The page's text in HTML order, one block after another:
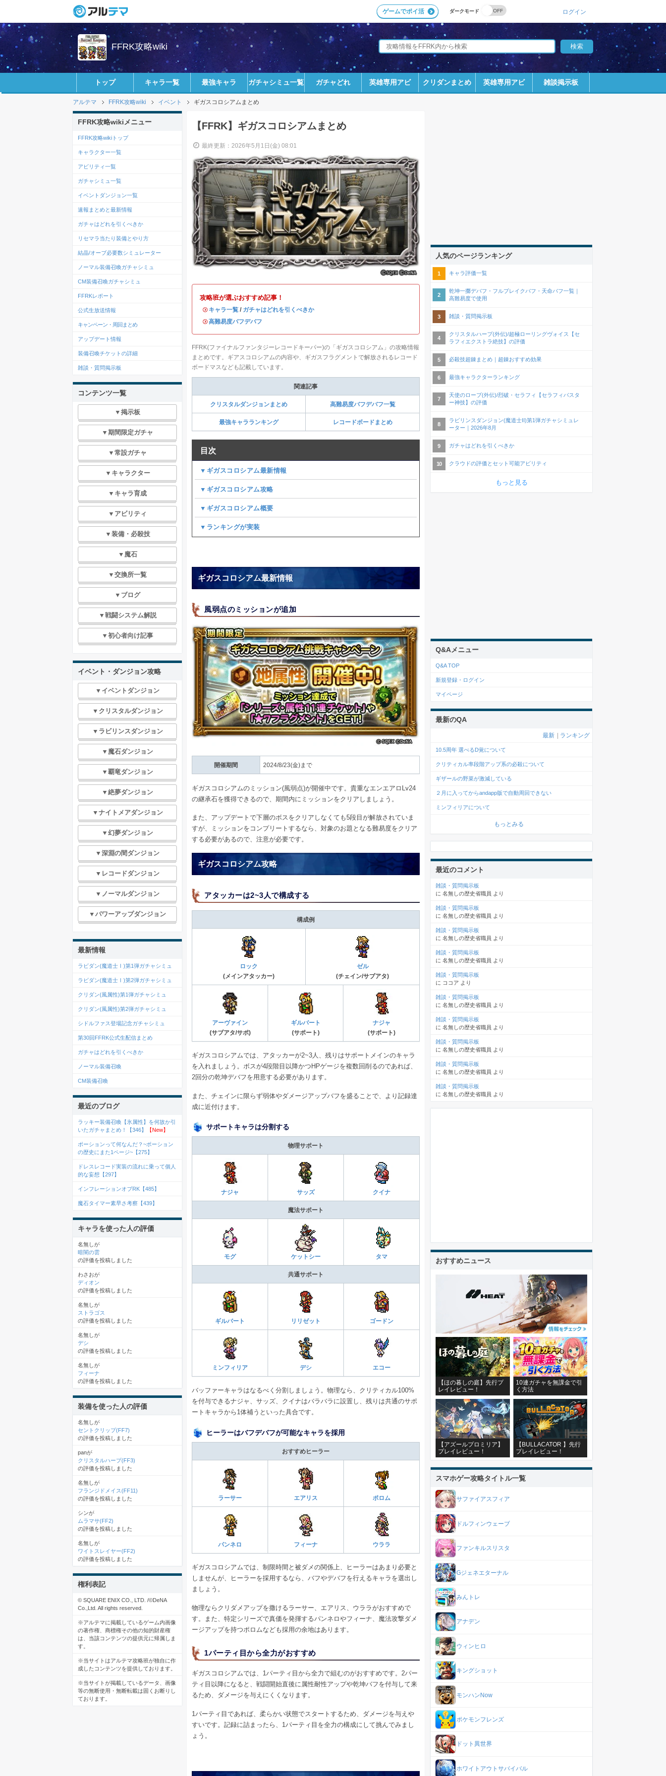
ダークモード
ゲームでポイ活 ログイン
FFRK攻略wiki
トップ キャラ一覧 最強キャラ ガチャシミュ一覧 ガチャどれ 英雄専用アビ クリダンまとめ 英雄専用アビ 雑談掲示板
アルテマ FFRK攻略wiki イベント ギガスコロシアムまとめ
【FFRK】ギガスコロシアムまとめ
最終更新：2026年5月1日(金) 08:01
攻略班が選ぶおすすめ記事！
・ キャラ一覧 / ガチャはどれを引くべきか
・高難易度バフデバフ
FFRK(ファイナルファンタジーレコードキーパー)の「ギガスコロシアム」の攻略情報
まとめです。ギアスコロシアムの内容や、ギガスフラグメントで解放されるレコード
ボードマスなども記載しています。
関連記事
クリスタルダンジョンまとめ 高難易度バフデバフ一覧
最強キャラランキング レコードボードまとめ
目次
▼ギガスコロシアム最新情報
▼ギガスコロシアム攻略
▼ギガスコロシアム概要
▼ランキングが実装
ギガスコロシアム最新情報
風弱点のミッションが追加
開催期間 2024/8/23(金)まで
ギガスコロシアムのミッション(風弱点)が開催中です。貴重なエンエアロLv24
の継承石を獲得できるので、期間内にミッションをクリアしましょう。
また、アップデートで下層のボスをクリアしなくても5段目が解放されていま
すが、ミッションをコンプリートするなら、対象のお題となる難易度をクリア
する必要があるので、注意が必要です。
ギガスコロシアム攻略
アタッカーは2~3人で構成する
構成例
ロック
(メインアタッカー)
ゼル
(チェイン/サブアタ)
アーヴァイン
(サブアタ/サポ)
ギルバート
(サポート)
ナジャ
(サポート)
ギガスコロシアムでは、アタッカーが2~3人、残りはサポートメインのキャラ
を入れましょう。ボスが4段階目以降かつHPゲージを複数回削るのであれば、
2回分の乾坤デバフを用意する必要があります。
また、チェインに限らず弱体やダメージアップバフを盛ることで、より記録達
成に近付けます。
サポートキャラは分割する
物理サポート
ナジャ サッズ クイナ
魔法サポート
モグ ケットシー タマ
共通サポート
ギルバート リリゼット ゴードン
ミンフィリア デシ エコー
バッファーキャラはなるべく分割しましょう。物理なら、クリティカル100%
を付与できるナジャ、サッズ、クイナはバラバラに設置し、残りは共通のサポ
ートキャラから1体補うといった具合です。
ヒーラーはバフデバフが可能なキャラを採用
おすすめヒーラー
ラーサー エアリス ポロム
パンネロ フィーナ ウララ
ギガスコロシアムでは、制限時間と被ダメの関係上、ヒーラーはあまり必要と
しませんが、ヒーラーを採用するなら、バフやデバフを行えるキャラを選出し
ましょう。
物理ならクリダメアップを撒けるラーサー、エアリス、ウララがおすすめで
す。また、特定シリーズで真価を発揮するパンネロやフィーナ、魔法攻撃ダメ
ージアップを持つポロムなども採用の余地はあります。
1パーティ目から全力がおすすめ
ギガスコロシアムでは、1パーティ目から全力で組むのがおすすめです。2パー
ティ目以降になると、戦闘開始直後に属性耐性アップや乾坤バフを付与して来
るため、ダメージを与えにくくなります。
1パーティ目であれば、柔らかい状態でスタートするため、ダメージを与えや
すいです。記録に詰まったら、1パーティ目を全力の構成にして挑んでみまし
ょう。
FFRK攻略wikiメニュー
FFRK攻略wikiトップ
キャラクター一覧
アビリティ一覧
ガチャシミュ一覧
イベントダンジョン一覧
速報まとめと最新情報
ガチャはどれを引くべきか
リセマラ当たり装備とやり方
結晶/オーブ必要数シミュレーター
ノーマル装備召喚ガチャシミュ
CM装備召喚ガチャシミュ
FFRKレポート
公式生放送情報
キャンペーン・周回まとめ
アップデート情報
装備召喚チケットの詳細
雑談・質問掲示板
コンテンツ一覧
▼掲示板
▼期間限定ガチャ
▼常設ガチャ
▼キャラクター
▼キャラ育成
▼アビリティ
▼装備・必殺技
▼魔石
▼交換所一覧
▼ブログ
▼戦闘システム解説
▼初心者向け記事
イベント・ダンジョン攻略
▼イベントダンジョン
▼クリスタルダンジョン
▼ラビリンスダンジョン
▼魔石ダンジョン
▼覇竜ダンジョン
▼絶夢ダンジョン
▼ナイトメアダンジョン
▼幻夢ダンジョン
▼深淵の間ダンジョン
▼レコードダンジョン
▼ノーマルダンジョン
▼パワーアップダンジョン
最新情報
ラビダン(魔道士Ⅰ)第1弾ガチャシミュ
ラビダン(魔道士Ⅰ)第2弾ガチャシミュ
クリダン(風属性)第1弾ガチャシミュ
クリダン(風属性)第2弾ガチャシミュ
シドルファス登場記念ガチャシミュ
第30回FFRK公式生配信まとめ
ガチャはどれを引くべきか
ノーマル装備召喚
CM装備召喚
最近のブログ
ラッキー装備召喚【氷属性】を何故か引
いたガチャまとめ！【346】
【New】
ポーションって何なんだ？~ポーション
の歴史にまた1ページ~【275】
ドレスレコード実装の流れに乗って個人
的な妄想【297】
インフレーションオブRK【485】
魔石タイマー素早さ考察【439】
キャラを使った人の評価
名無しが
暗闇の雲
の評価を投稿しました
わさおが
ディオン
の評価を投稿しました
名無しが
ストラゴス
の評価を投稿しました
名無しが
デシ
の評価を投稿しました
名無しが
フィーナ
の評価を投稿しました
装備を使った人の評価
名無しが
セントクリップ(FF7)
の評価を投稿しました
panが
クリスタルハープ(FF3)
の評価を投稿しました
名無しが
フランジドメイス(FF11)
の評価を投稿しました
シンが
ムラマサ(FF2)
の評価を投稿しました
名無しが
ワイトスレイヤー(FF2)
の評価を投稿しました
権利表記
© SQUARE ENIX CO., LTD. /©DeNA
Co.,Ltd. All rights reserved.
※アルテマに掲載しているゲーム内画像
の著作権、商標権その他の知的財産権
は、当該コンテンツの提供元に帰属しま
す。
※当サイトはアルテマ攻略班が独自に作
成したコンテンツを提供しております。
※当サイトが掲載しているデータ、画像
等の無断使用・無断転載は固くお断りし
ております。
人気のページランキング
キャラ評価一覧
乾坤一擲デバフ・フルブレイクバフ・天命バフ一覧｜
高難易度で使用
雑談・質問掲示板
クリスタルハープ(外伝)/超極ローリングヴォイス【セ
ラフィエクストラ絶技】の評価
必殺技超錬まとめ｜超錬おすすめ効果
最強キャラクターランキング
天使のローブ(外伝)/烈破・セラフィ【セラフィバスタ
ー神技】の評価
ラビリンスダンジョン(魔道士II)第1弾ガチャシミュレ
ーター｜2026年8月
ガチャはどれを引くべきか
クラウドの評価とセット可能アビリティ
もっと見る
Q&Aメニュー
Q&A TOP
新規登録・ログイン
マイページ
最新のQA
最新 ランキング
10.5周年 選べるD覚について
クリティカル率段階アップ系の必殺について
ギザールの野菜が激減している
２月に入ってからandapp版で自動周回できない
ミンフィリアについて
もっとみる
最近のコメント
雑談・質問掲示板
に 名無しの歴史省職員 より
雑談・質問掲示板
に 名無しの歴史省職員 より
雑談・質問掲示板
に 名無しの歴史省職員 より
雑談・質問掲示板
に 名無しの歴史省職員 より
雑談・質問掲示板
に ココア より
雑談・質問掲示板
に 名無しの歴史省職員 より
雑談・質問掲示板
に 名無しの歴史省職員 より
雑談・質問掲示板
に 名無しの歴史省職員 より
雑談・質問掲示板
に 名無しの歴史省職員 より
雑談・質問掲示板
に 名無しの歴史省職員 より
おすすめニュース
【ほの暮しの庭】先行プ
レイレビュー！
10連ガチャを無課金で引
く方法
【アズールプロミリア】
プレイレビュー！
【BULLACATOR 】先行
プレイレビュー！
スマホゲー攻略タイトル一覧
サファイアスフィア
ドルフィンウェーブ
ファンキルスリスタ
Gジェネエターナル
みんトレ
アナデン
ウィンヒロ
キングショット
モンハンNow
ポケモンフレンズ
ドット異世界
ホワイトアウトサバイバル